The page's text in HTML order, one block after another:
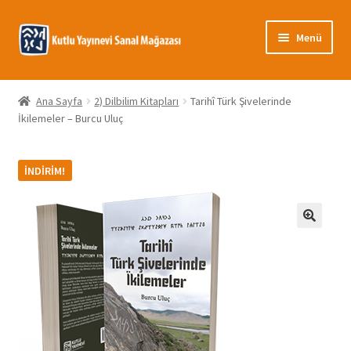
Dolaşıma
geç
İçeriğe
geç
Menü
Giriş
Banka Bilgileri
Gizlilik Politikası
Hakkımızda
Hesabım
İletişim
Mağaza
Ana Sayfa 2) Dilbilim Kitapları
Tarihî Türk Şivelerinde
İkilemeler – Burcu Uluç
İNDIRIM!